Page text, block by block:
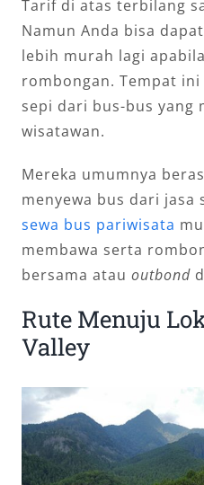
Tarif di atas terbilang
Namun Anda bisa
lebih murah lagi
rombongan. Tempat
sepi dari bus-bus yang
wisatawan.
Mereka umumnya
menyewa bus dari jasa
sewa bus pariwisata
membawa serta
bersama atau outbond
Rute Menuju
Valley